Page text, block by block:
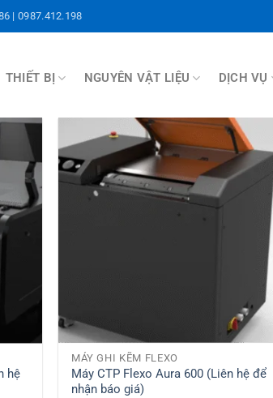
| 0987.412.198
THIẾT BỊ NGUYÊN VẬT LIỆU DỊCH VỤ
Thêm
sản
phẩm
yêu
thích
hệ
Thêm
phẩm
MÁY GHI KẼM FLEXO
Máy CTP Flexo Aura 600 (Liên hệ để
nhận báo giá)